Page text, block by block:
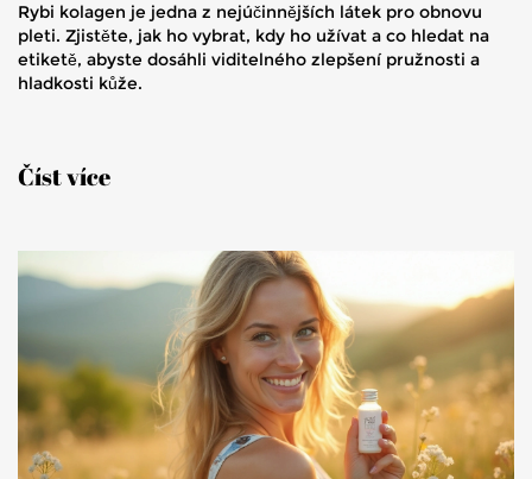
Rybi kolagen je jedna z nejúčinnějších látek pro obnovu
pleti. Zjistěte, jak ho vybrat, kdy ho užívat a co hledat na
etiketě, abyste dosáhli viditelného zlepšení pružnosti a
hladkosti kůže.
Číst více